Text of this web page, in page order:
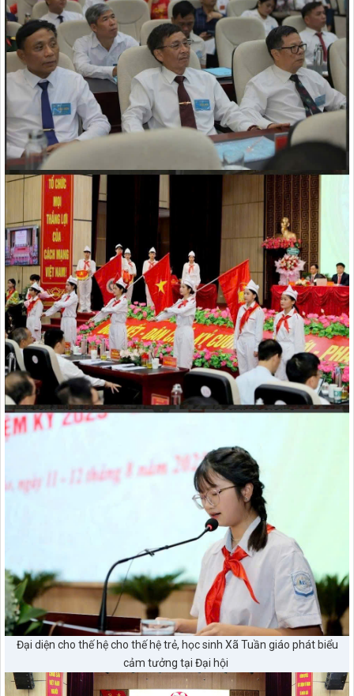
Đại diện cho thế hệ cho thế hệ trẻ, học sinh Xã Tuần giáo phát biểu
cảm tưởng tại Đại hội